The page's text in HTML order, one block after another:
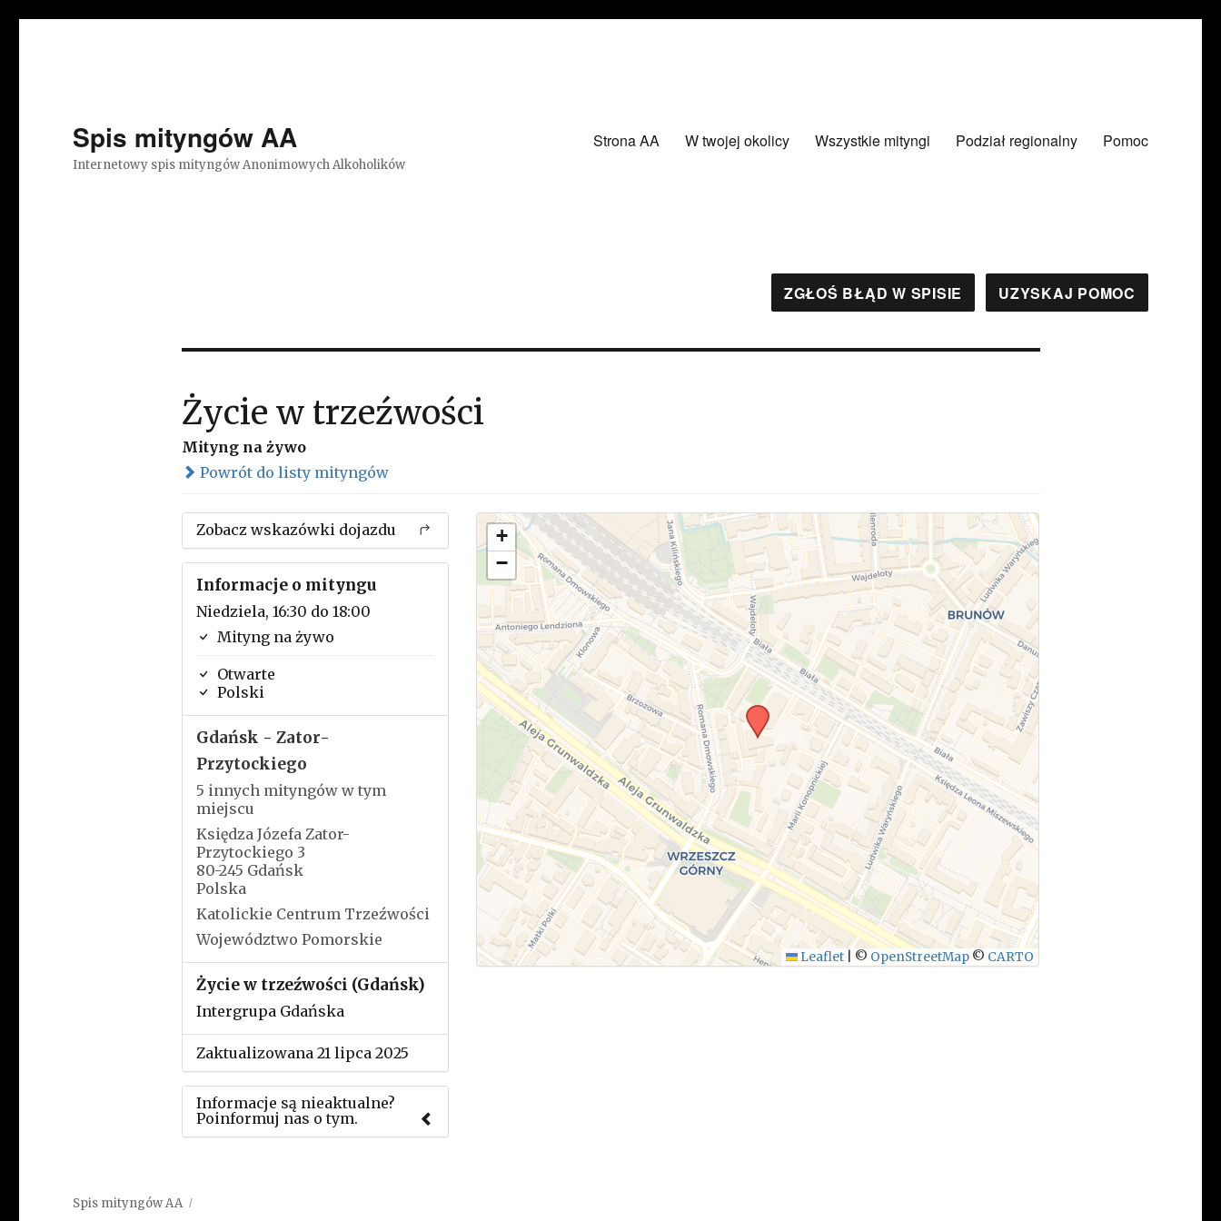
Spis mityngów AA
Internetowy spis mityngów Anonimowych Alkoholików
Strona AA W twojej okolicy Wszystkie mityngi Podział regionalny Pomoc
ZGŁOŚ BŁĄD W SPISIE UZYSKAJ POMOC
Życie w trzeźwości
Mityng na żywo
Powrót do listy mityngów
Zobacz wskazówki dojazdu
Informacje o mityngu
Niedziela, 16:30 do 18:00
Mityng na żywo
Otwarte
Polski
Gdańsk - Zator-
Przytockiego
5 innych mityngów w tym
miejscu
Księdza Józefa Zator-
Przytockiego 3
80-245 Gdańsk
Polska
Katolickie Centrum Trzeźwości
Województwo Pomorskie
Życie w trzeźwości (Gdańsk)
Intergrupa Gdańska
Zaktualizowana 21 lipca 2025
Informacje są nieaktualne?
Poinformuj nas o tym.
+
−
Leaflet © OpenStreetMap © CARTO
Spis mityngów AA